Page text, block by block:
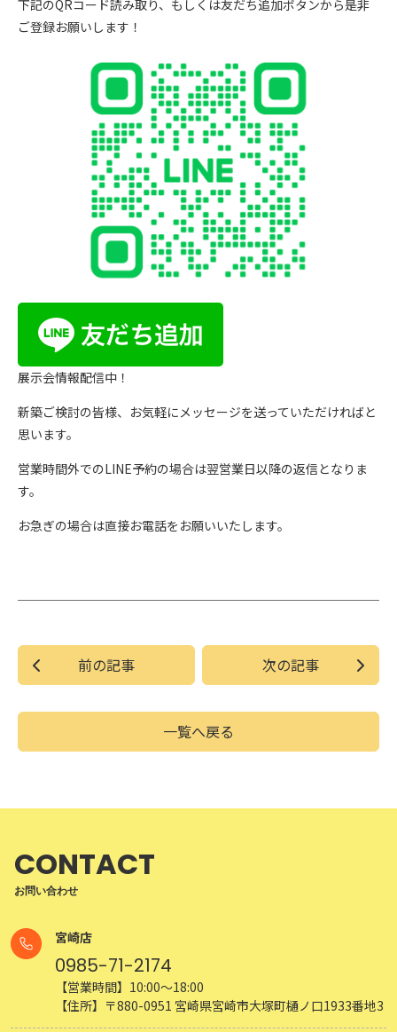
下記のQRコード読み取り、もしくは友だち追加ボタンから是非
ご登録お願いします！
展示会情報配信中！
新築ご検討の皆様、お気軽にメッセージを送っていただければと
思います。
営業時間外でのLINE予約の場合は翌営業日以降の返信となりま
す。
お急ぎの場合は直接お電話をお願いいたします。
前の記事
一覧へ戻る
次の記事
CONTACT
お問い合わせ
宮崎店
0985-71-2174
【営業時間】10:00～18:00
【住所】〒880-0951 宮崎県宮崎市大塚町樋ノ口1933番地3